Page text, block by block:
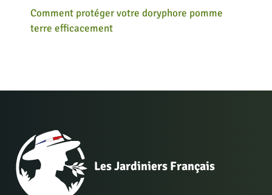
Comment protéger votre doryphore pomme
terre efficacement
Les Jardiniers Français